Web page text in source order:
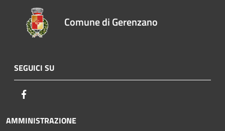
Comune di Gerenzano
SEGUICI SU
AMMINISTRAZIONE